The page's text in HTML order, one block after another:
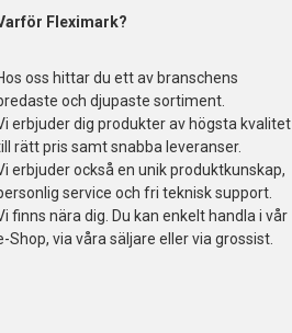
Fleximark?
oss hittar du ett av branschens
och djupaste sortiment.
erbjuder dig produkter av högsta kvalitet
rätt pris samt snabba leveranser.
erbjuder också en unik produktkunskap,
service och fri teknisk support.
finns nära dig. Du kan enkelt handla i vår
Shop, via våra säljare eller via grossist.